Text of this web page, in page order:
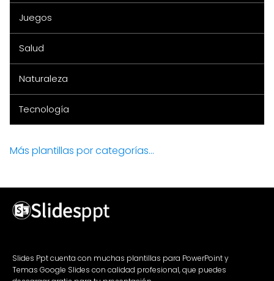
Juegos
Salud
Naturaleza
Tecnología
Más plantillas por categorías...
Slides Ppt cuenta con muchas plantillas para PowerPoint y
Temas Google Slides con calidad profesional, que puedes